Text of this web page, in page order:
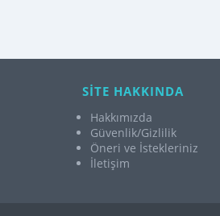
SİTE HAKKINDA
Hakkımızda
Güvenlik/Gizlilik
Öneri ve İstekleriniz
İletişim